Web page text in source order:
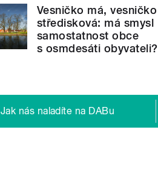
Vesničko má, vesničko
středisková: má smysl
samostatnost obce
s osmdesáti obyvateli?
Jak nás naladíte na DABu